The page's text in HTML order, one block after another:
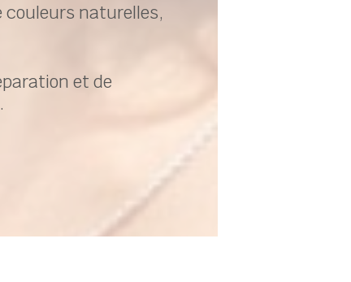
couleurs naturelles,
et de